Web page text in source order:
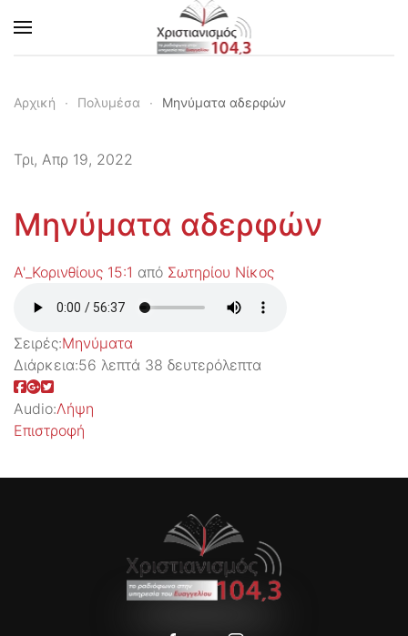
Skip to main content
Αρχική Πολυμέσα Μηνύματα αδερφών
Τρι, Απρ 19, 2022
Μηνύματα αδερφών
Α'_Κορινθίους 15:1 από Σωτηρίου Νίκος
Σειρές:Μηνύματα
Διάρκεια:56 λεπτά 38 δευτερόλεπτα
Audio:Λήψη
Επιστροφή